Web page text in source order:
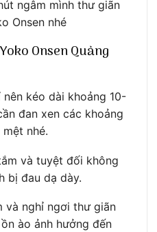
ngâm mình thư giãn
Onsen nhé
Onsen Quảng
kéo dài khoảng 10-
đan xen các khoảng
nhé.
và tuyệt đối không
bị đau dạ dày.
và nghỉ ngơi thư giãn
ào ảnh hưởng đến